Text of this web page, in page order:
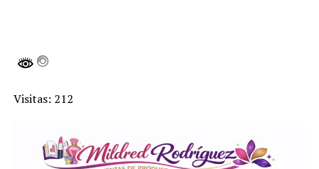
Visitas: 212